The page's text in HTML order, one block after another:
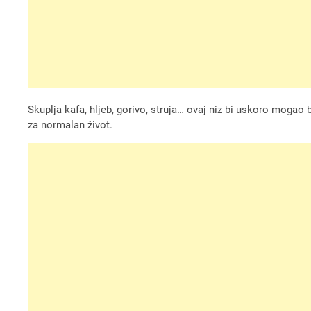
Skuplja kafa, hljeb, gorivo, struja… ovaj niz bi uskoro
za normalan život.